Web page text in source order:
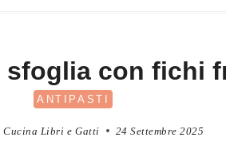
sfoglia con fichi
ANTIPASTI
Cucina Libri e Gatti 24 Settembre 2025